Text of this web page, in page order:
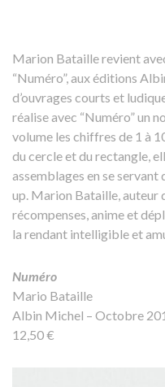
Marion Bataille revient
“Numéro”, aux éditions
d’ouvrages courts et
réalise avec “Numéro” un
volume les chiffres de 1 à
du cercle et du rectangle,
assemblages en se
up. Marion Bataille, auteur
récompenses, anime et
la rendant intelligible et
Numéro
Mario Bataille
Albin Michel – Octobre
12,50 €